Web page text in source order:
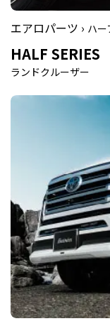
エアロパーツ › ハー
HALF SERIES
ランドクルーザー